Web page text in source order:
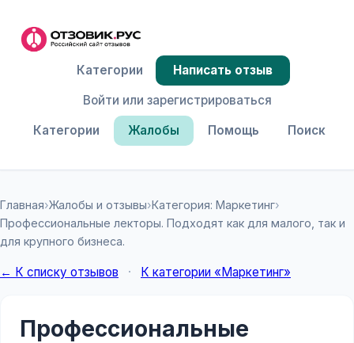
Категории Жалобы Помощь Поиск
Категории
Написать отзыв
Войти или зарегистрироваться
Главная›Жалобы и отзывы›Категория: Маркетинг›
Профессиональные лекторы. Подходят как для малого, так и
для крупного бизнеса.
← К списку отзывов · К категории «Маркетинг»
Профессиональные